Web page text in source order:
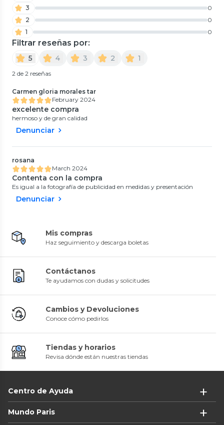
3
0
2
0
1
0
Filtrar reseñas por:
5 4 3 2 1
2 de 2 reseñas
Carmen gloria morales tar
February 2024
excelente compra
hermoso y de gran calidad
Denunciar
rosana
March 2024
Contenta con la compra
Es igual a la fotografía de publicidad en medidas y presentación
Denunciar
Mis compras
Haz seguimiento y descarga boletas
Contáctanos
Te ayudamos con dudas y solicitudes
Cambios y Devoluciones
Conoce cómo pedirlos
Tiendas y horarios
Revisa dónde están nuestras tiendas
Centro de Ayuda
Mundo Paris